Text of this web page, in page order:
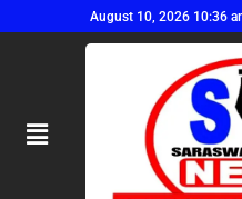
August 10, 2026 10:36